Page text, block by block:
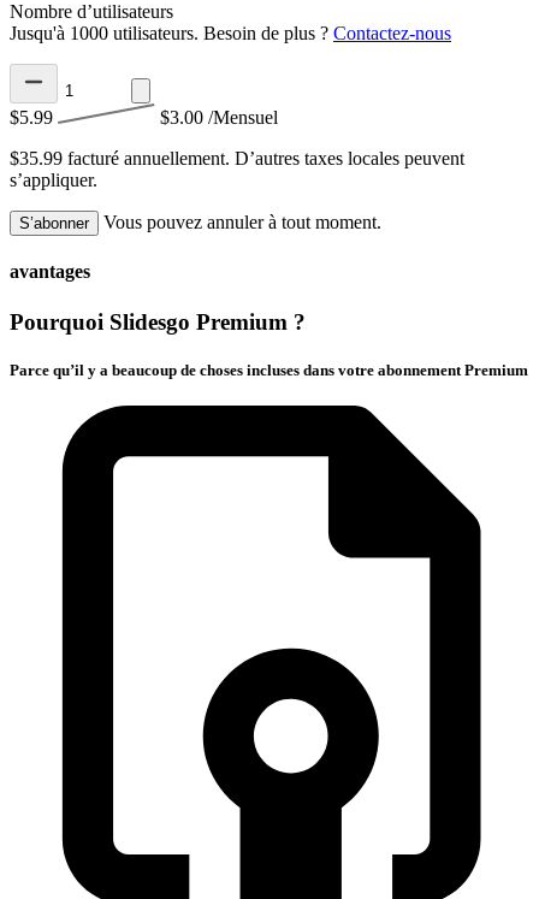
Nombre d’utilisateurs
Jusqu'à 1000 utilisateurs. Besoin de plus ? Contactez-nous
$5.99 $3.00 /Mensuel
$35.99 facturé annuellement. D’autres taxes locales peuvent
s’appliquer.
S’abonner Vous pouvez annuler à tout moment.
avantages
Pourquoi Slidesgo Premium ?
Parce qu’il y a beaucoup de choses incluses dans votre abonnement Premium